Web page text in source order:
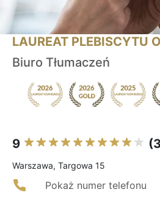
LAUREAT PLEBISCYTU
Biuro Tłumaczeń
9
Warszawa, Targowa 15
Pokaż numer telefonu